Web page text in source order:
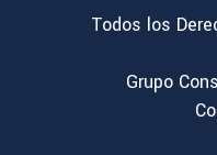
Todos los
Grupo